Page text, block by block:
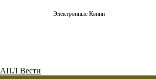
Электронные Копии
АПЛ Вести